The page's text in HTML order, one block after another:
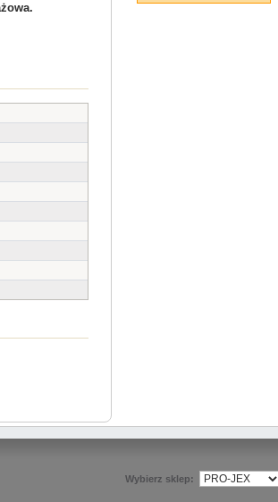
Wybierz sklep: